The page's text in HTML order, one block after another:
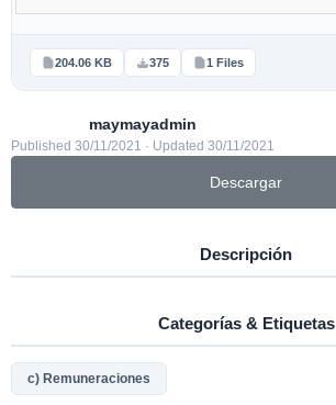
204.06 KB 375 1 Files
maymayadmin
Published 30/11/2021 · Updated 30/11/2021
Descargar
Descripción
Categorías & Etiquetas
c) Remuneraciones